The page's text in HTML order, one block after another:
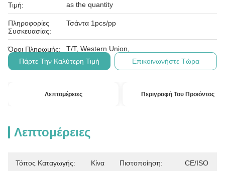
Τιμή: as the quantity
Πληροφορίες
Συσκευασίας:
Τσάντα 1pcs/pp
Όροι Πληρωμής:
T/T, Western Union,
Πάρτε Την Καλύτερη Τιμή
Επικοινωνήστε Τώρα
Λεπτομέρειες Περιγραφή Του Προϊόντος
Λεπτομέρειες
Τόπος Καταγωγής: Κίνα Πιστοποίηση: CE/ISO